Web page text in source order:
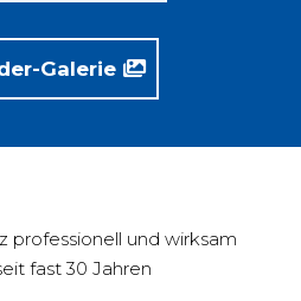
Galerie
professionell und wirksam
fast 30 Jahren